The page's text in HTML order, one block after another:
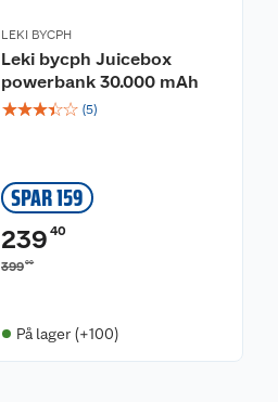
LEKI BYCPH
Leki bycph Juicebox
powerbank 30.000 mAh
☆☆☆☆☆ (5)
SPAR 159
239 40
39900
På lager (+100)